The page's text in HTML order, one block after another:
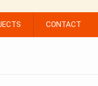
CONTACT